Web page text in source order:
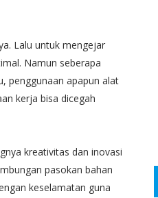
Lalu untuk mengejar
Namun seberapa
penggunaan apapun alat
kerja bisa dicegah
kreativitas dan inovasi
pasokan bahan
keselamatan guna